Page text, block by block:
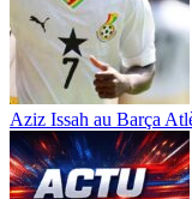
Aziz Issah au Barça